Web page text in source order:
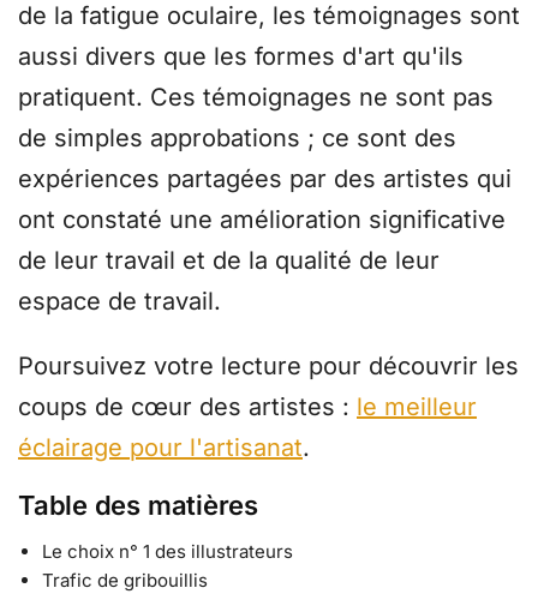
de la fatigue oculaire, les témoignages sont
aussi divers que les formes d'art qu'ils
pratiquent. Ces témoignages ne sont pas
de simples approbations ; ce sont des
expériences partagées par des artistes qui
ont constaté une amélioration significative
de leur travail et de la qualité de leur
espace de travail.
Poursuivez votre lecture pour découvrir les
coups de cœur des artistes : le meilleur
éclairage pour l'artisanat.
Table des matières
Le choix n° 1 des illustrateurs
Trafic de gribouillis